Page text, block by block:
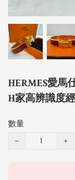
HERMES愛馬
H家高辨識度
數量
−
+